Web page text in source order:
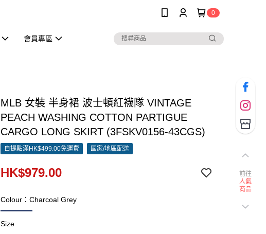
0
會員專區
MLB 女裝 半身裙 波士頓紅襪隊 VINTAGE
PEACH WASHING COTTON PARTIGUE
CARGO LONG SKIRT (3FSKV0156-43CGS)
自提點滿HK$499.00免運費 國家/地區配送
HK$979.00
Colour：Charcoal Grey
Size
前往
人氣
商品